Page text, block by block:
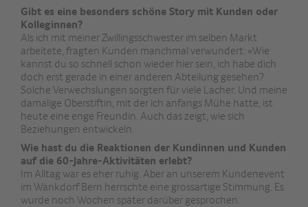
Gibt es eine besonders schöne Story mit Kunden oder
Kolleginnen?
Als ich mit meiner Zwillingsschwester im selben Markt
arbeitete, fragten Kunden manchmal verwundert: «Wie
kannst du so schnell schon wieder hier sein, ich habe dich
doch erst gerade in einer anderen Abteilung gesehen?
Solche Verwechslungen sorgten für viele Lacher. Und meine
damalige Oberstiftin, mit der ich anfangs Mühe hatte, ist
heute eine enge Freundin. Auch das zeigt, wie sich
Beziehungen entwickeln.
Wie hast du die Reaktionen der Kundinnen und Kunden
auf die 60-Jahre-Aktivitäten erlebt?
Im Alltag war es eher ruhig. Aber an unserem Kundenevent
im Wankdorf Bern herrschte eine grossartige Stimmung. Es
wurde noch Wochen später darüber gesprochen.